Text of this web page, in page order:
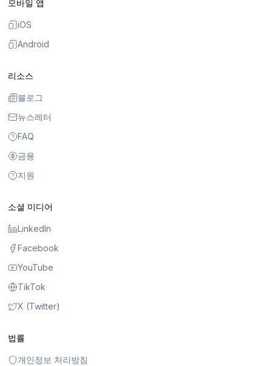
모바일 앱
iOS
Android
리소스
블로그
뉴스레터
FAQ
금융
지원
소셜 미디어
LinkedIn
Facebook
YouTube
TikTok
X (Twitter)
법률
개인정보 처리방침